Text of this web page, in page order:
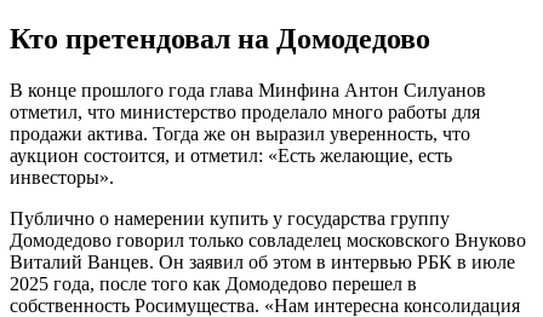
Кто претендовал на Домодедово
В конце прошлого года глава Минфина Антон Силуанов
отметил, что министерство проделало много работы для
продажи актива. Тогда же он выразил уверенность, что
аукцион состоится, и отметил: «Есть желающие, есть
инвесторы».
Публично о намерении купить у государства группу
Домодедово говорил только совладелец московского Внуково
Виталий Ванцев. Он заявил об этом в интервью РБК в июле
2025 года, после того как Домодедово перешел в
собственность Росимущества. «Нам интересна консолидация